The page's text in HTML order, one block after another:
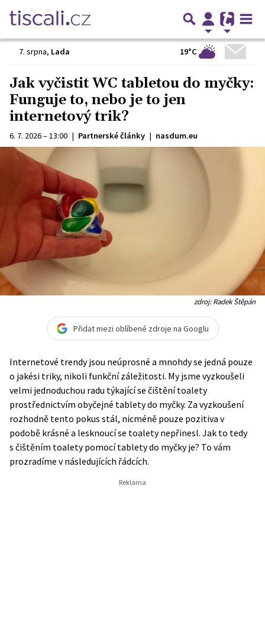
7. srpna, Lada 19°C
Jak vyčistit WC tabletou do myčky:
Funguje to, nebo je to jen
internetový trik?
6. 7. 2026 – 13:00 | Partnerské články | nasdum.eu
zdroj: Radek Štěpán
Přidat mezi oblíbené zdroje na Googlu
Internetové trendy jsou neúprosné a mnohdy se jedná pouze
o jakési triky, nikoli funkční záležitosti. My jsme vyzkoušeli
velmi jednoduchou radu týkající se čištění toalety
prostřednictvím obyčejné tablety do myčky. Za vyzkoušení
rozhodně tento pokus stál, nicméně pouze pozitiva v
podobě krásné a lesknoucí se toalety nepřinesl. Jak to tedy
s čištěním toalety pomocí tablety do myčky je? To vám
prozradíme v následujících řádcích.